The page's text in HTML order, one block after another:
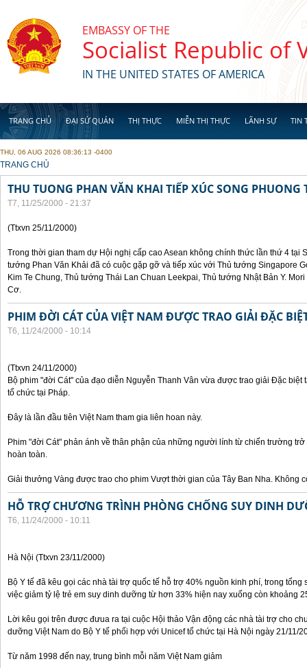
EMBASSY OF THE
Socialist Republic of
IN THE UNITED STATES OF AMERICA
TRANG CHỦ ĐẠI SỨ QUÁN THỊ THỰC MIỄN THỊ THỰC LÃNH SỰ TIN
THU, 06 AUG 2026 08:36:13 -0400
YOU ARE HERE
TRANG CHỦ
THU TUONG PHAN VĂN KHAI TIẾP XÚC SONG PHUONG
T7, 11/25/2000 - 21:37
(Ttxvn 25/11/2000)
Trong thời gian tham dự Hội nghị cấp cao Asean không chính thức lần thứ 4 tại
tướng Phan Văn Khải đã có cuộc gặp gỡ và tiếp xúc với Thủ tướng Singapore
Kim Te Chung, Thủ tướng Thái Lan Chuan Leekpai, Thủ tướng Nhật Bản Y.
Cơ.
PHIM ĐỜI CÁT CỦA VIỆT NAM ĐƯỢC TRAO GIẢI ĐẶC
T6, 11/24/2000 - 10:14
(Ttxvn 24/11/2000)
Bộ phim "đời Cát" của đạo diễn Nguyễn Thanh Vân vừa được trao giải Đặc biệt
tổ chức tại Pháp.
Đây là lần đầu tiên Việt Nam tham gia liên hoan này.
Phim "đời Cát" phản ánh về thân phận của những người lính từ chiến trường
hoàn toàn.
Giải thưởng Vàng được trao cho phim Vượt thời gian của Tây Ban Nha. Không
HỖ TRỢ CHƯƠNG TRÌNH PHÒNG CHỐNG SUY DINH
T6, 11/24/2000 - 10:11
Hà Nội (Ttxvn 23/11/2000)
Bộ Y tế đã kêu gọi các nhà tài trợ quốc tế hỗ trợ 40% nguồn kinh phí, trong tổng
việc giảm tỷ lệ trẻ em suy dinh dưỡng từ hơn 33% hiện nay xuống còn khoảng
Lời kêu gọi trên được đưua ra tại cuộc Hội thảo Vận động các nhà tài trợ cho
dưỡng Việt Nam do Bộ Y tế phối hợp với Unicef tổ chức tại Hà Nội ngày 21/11/
Từ năm 1998 đến nay, trung bình mỗi năm Việt Nam giảm